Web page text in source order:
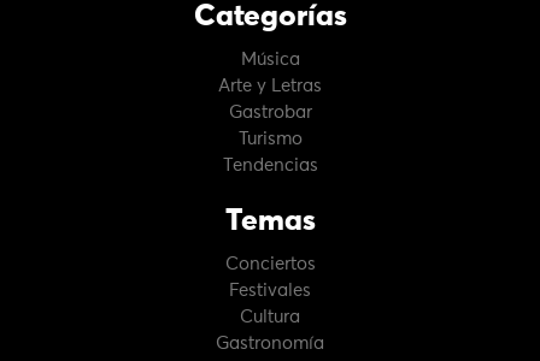
Categorías
Música
Arte y Letras
Gastrobar
Turismo
Tendencias
Temas
Conciertos
Festivales
Cultura
Gastronomía